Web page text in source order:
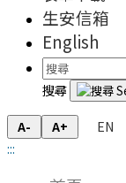
生安信箱
English
搜尋
A- A+
EN
:::